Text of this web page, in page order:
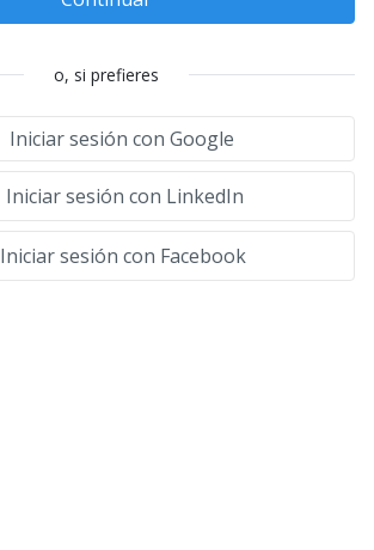
o, si prefieres
Iniciar sesión con Google
Iniciar sesión con LinkedIn
Iniciar sesión con Facebook